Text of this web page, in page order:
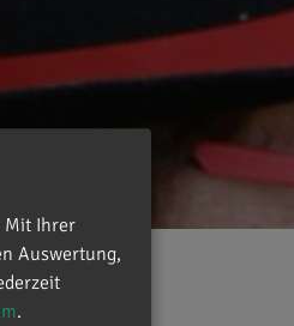
Mit Ihrer
Auswertung,
.